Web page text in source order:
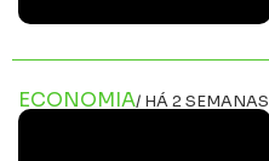
ECONOMIA/ HÁ 2 SEMANAS